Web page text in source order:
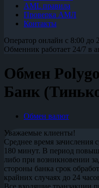
AML правила
Проверка АМЛ
Контакты
Оператор онлайн с 8:00 до
Обменник работает 24/7 в
Обмен
Банк
Обмен валют
Уважаемые клиенты!
Среднее время зачисления
180 минут. В период
либо при возникновении
стороны банка срок
крайних случаях до 24
Все входящие транзакции